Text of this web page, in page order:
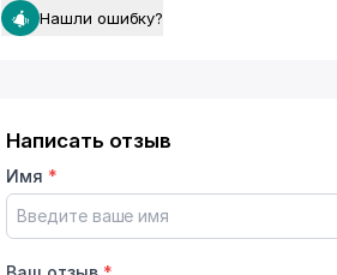
Нашли ошибку?
Написать отзыв
Имя *